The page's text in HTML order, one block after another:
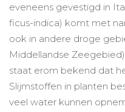
eveneens gevestigd in
ficus-indica) komt met
ook in andere droge
Middellandse
staat erom bekend dat
Slijmstoffen in planten
veel water kunnen